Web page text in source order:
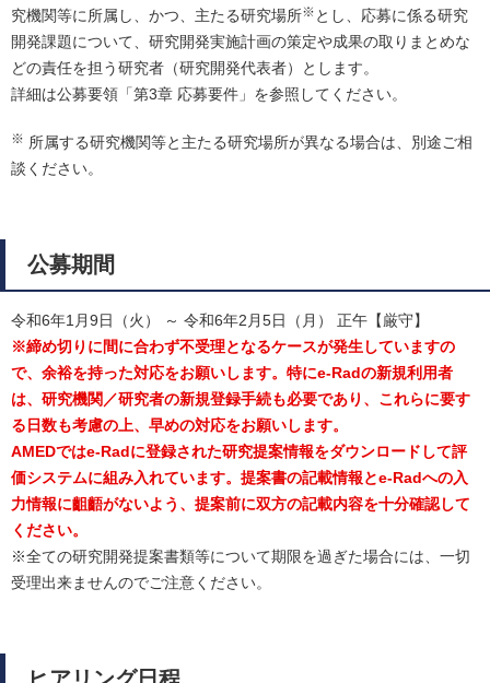
究機関等に所属し、かつ、主たる研究場所※ とし、応募に係る研究
開発課題について、研究開発実施計画の策定や成果の取りまとめな
どの責任を担う研究者（研究開発代表者）とします。
詳細は公募要領「第3章 応募要件」を参照してください。
※ 所属する研究機関等と主たる研究場所が異なる場合は、別途ご相
談ください。
公募期間
令和6年1月9日（火） ～ 令和6年2月5日（月） 正午【厳守】
※締め切りに間に合わず不受理となるケースが発生していますの
で、余裕を持った対応をお願いします。特にe-Radの新規利用者
は、研究機関／研究者の新規登録手続も必要であり、これらに要す
る日数も考慮の上、早めの対応をお願いします。
AMEDではe-Radに登録された研究提案情報をダウンロードして評
価システムに組み入れています。提案書の記載情報とe-Radへの入
力情報に齟齬がないよう、提案前に双方の記載内容を十分確認して
ください。
※全ての研究開発提案書類等について期限を過ぎた場合には、一切
受理出来ませんのでご注意ください。